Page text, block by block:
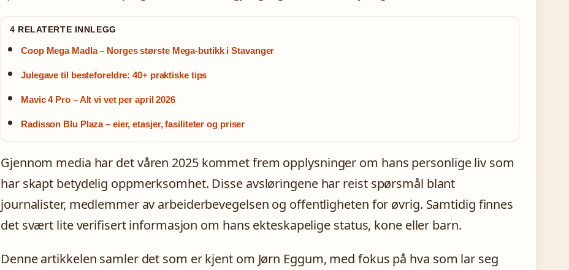
4 RELATERTE INNLEGG
Coop Mega Madla – Norges største Mega-butikk i Stavanger
Julegave til besteforeldre: 40+ praktiske tips
Mavic 4 Pro – Alt vi vet per april 2026
Radisson Blu Plaza – eier, etasjer, fasiliteter og priser
Gjennom media har det våren 2025 kommet frem opplysninger om hans personlige liv som
har skapt betydelig oppmerksomhet. Disse avsløringene har reist spørsmål blant
journalister, medlemmer av arbeiderbevegelsen og offentligheten for øvrig. Samtidig finnes
det svært lite verifisert informasjon om hans ekteskapelige status, kone eller barn.
Denne artikkelen samler det som er kjent om Jørn Eggum, med fokus på hva som lar seg